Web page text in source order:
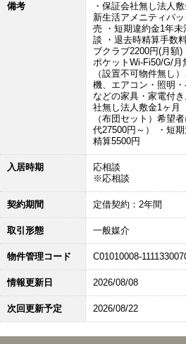
備考
・保証会社無し法人
新生活アメニティパ
売 ・短期違約金1年
談 ・退去時精算手数
ブクラブ2200円(月額
ポケットWi-Fi50/G/
（設置不可物件無し
機、エアコン・照明
などの家具・家電付
社無し法人敷金1ヶ月
（布団セット）希望
代27500円～） ・短
精算5500円
入居時期
応相談
※応相談
契約期間 定借契約：2年間
取引形態 一般媒介
物件管理コード C01010008-
情報更新日 2026/08/08
次回更新予定 2026/08/22